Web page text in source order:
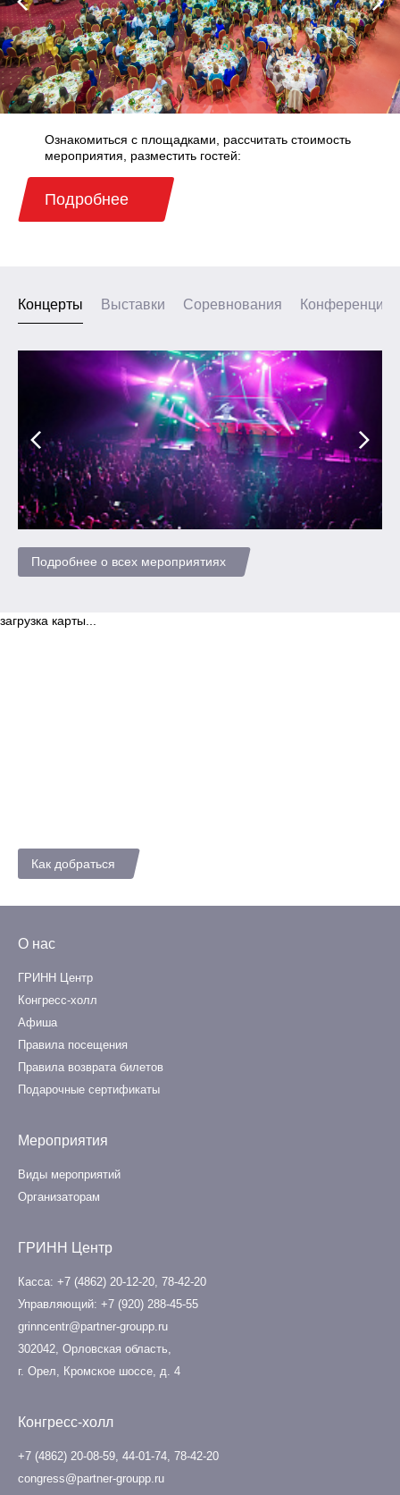
Ознакомиться с площадками, рассчитать стоимость
мероприятия, разместить гостей:
Подробнее
Концерты Выставки Соревнования Конференции
Подробнее о всех мероприятиях
загрузка карты...
Как добраться
О нас
ГРИНН Центр
Конгресс-холл
Афиша
Правила посещения
Правила возврата билетов
Подарочные сертификаты
Мероприятия
Виды мероприятий
Организаторам
ГРИНН Центр
Касса +7 (4862) 20-12-20, 78-42-20
Управляющий +7 (920) 288-45-55
grinncentr@partner-groupp.ru
302042, Орловская область,
г. Орел, Кромское шоссе, д. 4
Конгресс-холл
+7 (4862) 20-08-59, 44-01-74, 78-42-20
congress@partner-groupp.ru